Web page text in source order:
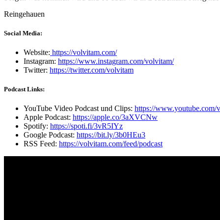
Reingehauen
Social Media:
Website: https://volvitam.com/
Instagram: https://www.instagram.com/volvitam/
Twitter: https://twitter.com/volvitam
Podcast Links:
YouTube Video Podcast und Clips: https://www.youtube.com/
Apple Podcast: https://apple.co/3aXVCNw
Spotify: https://spoti.fi/3vR5IYz
Google Podcast: https://bit.ly/3b0HEu3
RSS Feed: https://volvitam.com/feed/podcast